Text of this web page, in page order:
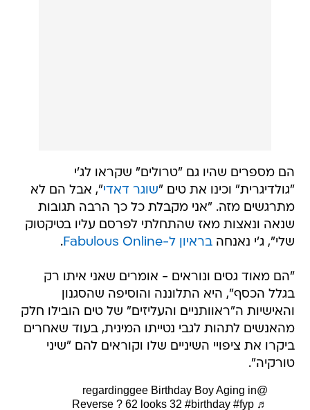
הם מספרים שהיו גם "טרולים" שקראו לג'י
"גולדיגרית" וכינו את טים "שוגר דאדי", אבל הם לא
מתרגשים מזה. "אני מקבלת כל כך הרבה תגובות
שנאה ונאצות מאז שהתחלתי לפרסם עליו בטיקטוק
שלי", ג'י נאנחהבראיון ל-Fabulous Online .
"הם מאוד גסים ונוראים - אומרים שאני איתו רק
בגלל הכסף", היא התלוננה והוסיפה שהסגנון
והאישיות ה"ראוותניים והעליזים" של טים הובילו חלק
מהאנשים לתהות לגבי נטייתו המינית, בעוד שאחרים
ביקרו את ציפויי השיניים שלו וקוראים להם "שיני
טורקיה".
@regardinggee
Birthday Boy Aging in
Reverse ? 62 looks 32 #birthday #fyp ♬